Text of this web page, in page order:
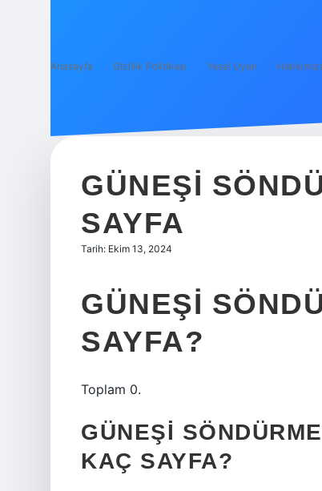
Anasayfa Gizlilik Politikası Yasal Uyarı
GÜNEŞI
SAYFA
Tarih: Ekim 13, 2024
GÜNEŞI
SAYFA?
Toplam 0.
GÜNEŞI
KAÇ SAYFA?